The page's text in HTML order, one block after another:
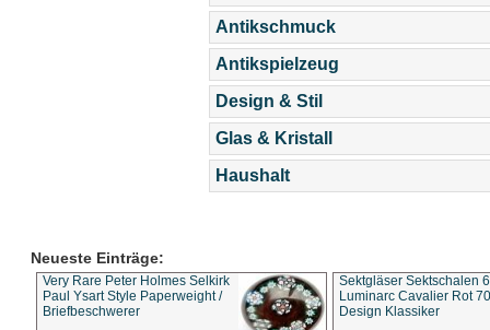
Antikschmuck
Antikspielzeug
Design & Stil
Glas & Kristall
Haushalt
Neueste Einträge:
Very Rare Peter Holmes Selkirk
Paul Ysart Style Paperweight /
Briefbeschwerer
Sektgläser Sektschalen
Luminarc Cavalier Rot
Design Klassiker